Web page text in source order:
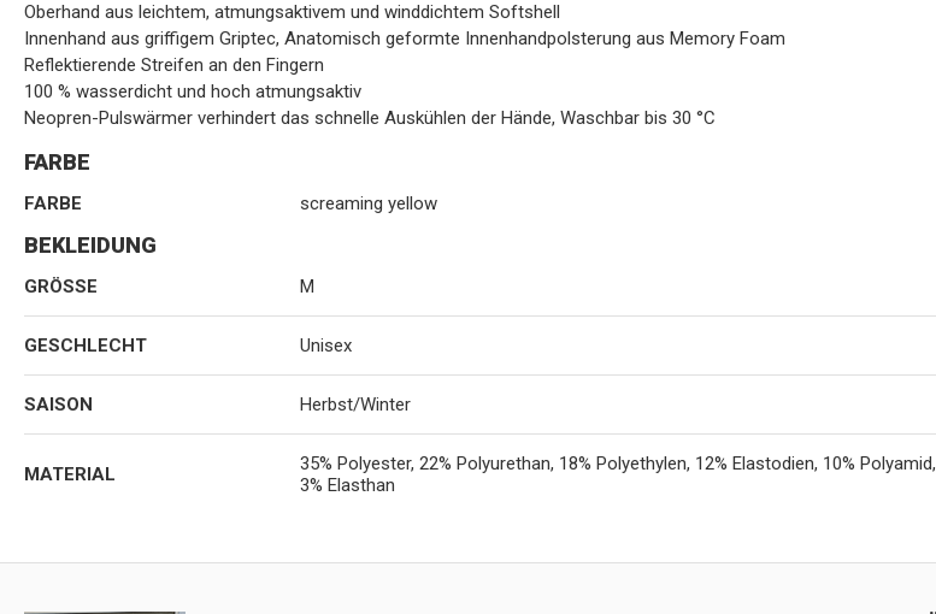
Oberhand aus leichtem, atmungsaktivem und winddichtem Softshell
Innenhand aus griffigem Griptec, Anatomisch geformte Innenhandpolsterung aus Memory Foam
Reflektierende Streifen an den Fingern
100 % wasserdicht und hoch atmungsaktiv
Neopren-Pulswärmer verhindert das schnelle Auskühlen der Hände, Waschbar bis 30 °C
FARBE
FARBE screaming yellow
BEKLEIDUNG
GRÖSSE M
GESCHLECHT Unisex
SAISON Herbst/Winter
MATERIAL
35% Polyester, 22% Polyurethan, 18% Polyethylen, 12% Elastodien, 10% Polyamid,
3% Elasthan